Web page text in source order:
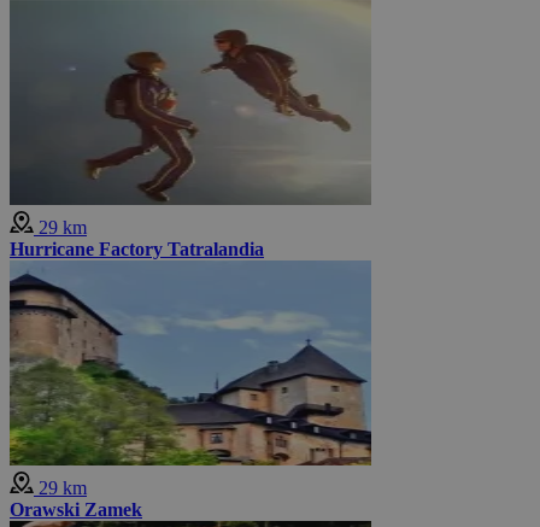
29 km
Hurricane Factory Tatralandia
29 km
Orawski Zamek